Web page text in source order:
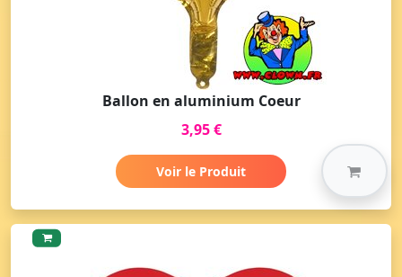
Ballon en aluminium Coeur
3,95 €
Voir le Produit